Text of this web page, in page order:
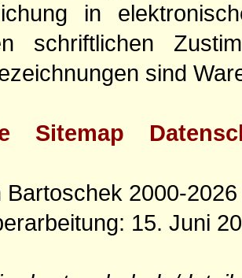
in
schriftlichen
sind
Sitemap
Bartoschek 2000-2026
15. Juni